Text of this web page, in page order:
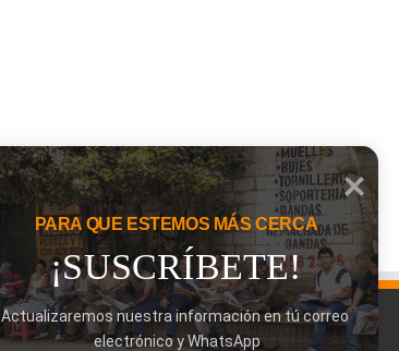
PARA QUE ESTEMOS MÁS CERCA
¡SUSCRÍBETE!
Actualizaremos nuestra información en tú correo
electrónico y WhatsApp